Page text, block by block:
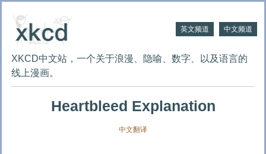
英文频道 中文频道
XKCD中文站，一个关于浪漫、隐喻、数字、以及语言的
线上漫画。
Heartbleed Explanation
中文翻译